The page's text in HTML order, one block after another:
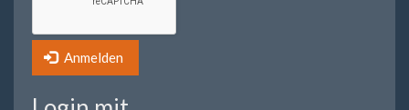
Anmelden